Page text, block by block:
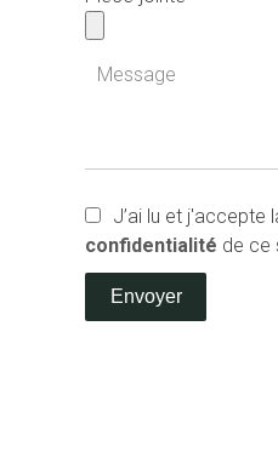
J’ai lu et j'accepte
confidentialité de ce
Envoyer